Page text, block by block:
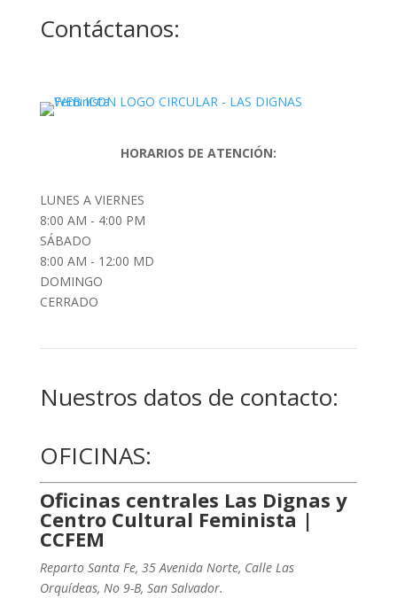
Contáctanos:
HORARIOS DE ATENCIÓN:
LUNES A VIERNES
8:00 AM - 4:00 PM
SÁBADO
8:00 AM - 12:00 MD
DOMINGO
CERRADO
Nuestros datos de contacto:
OFICINAS:
Oficinas centrales Las Dignas y
Centro Cultural Feminista |
CCFEM
Reparto Santa Fe, 35 Avenida Norte, Calle Las
Orquídeas, No 9-B, San Salvador.